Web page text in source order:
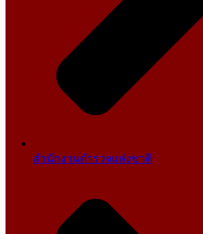
สำนักงานตำรวจแห่งชาติ